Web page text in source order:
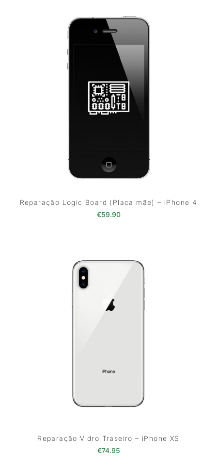
Reparação Logic Board (Placa mãe) – iPhone 4
€59.90
Reparação Vidro Traseiro – iPhone XS
€74.95